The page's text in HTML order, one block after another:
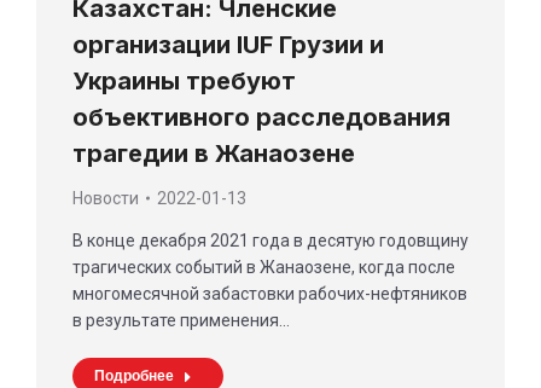
Казахстан: Членские
организации IUF Грузии и
Украины требуют
объективного расследования
трагедии в Жанаозене
Новости 2022-01-13
В конце декабря 2021 года в десятую годовщину
трагических событий в Жанаозене, когда после
многомесячной забастовки рабочих-нефтяников
в результате применения…
Подробнее